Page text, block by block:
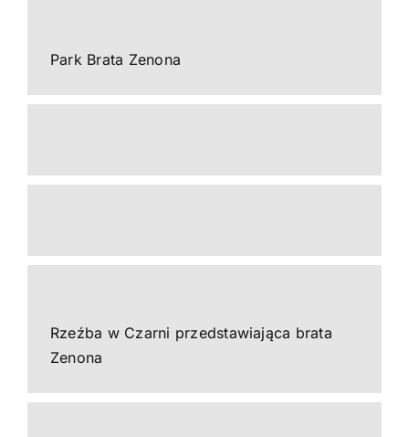
Park Brata Zenona
Rzeźba w Czarni przedstawiająca brata
Zenona